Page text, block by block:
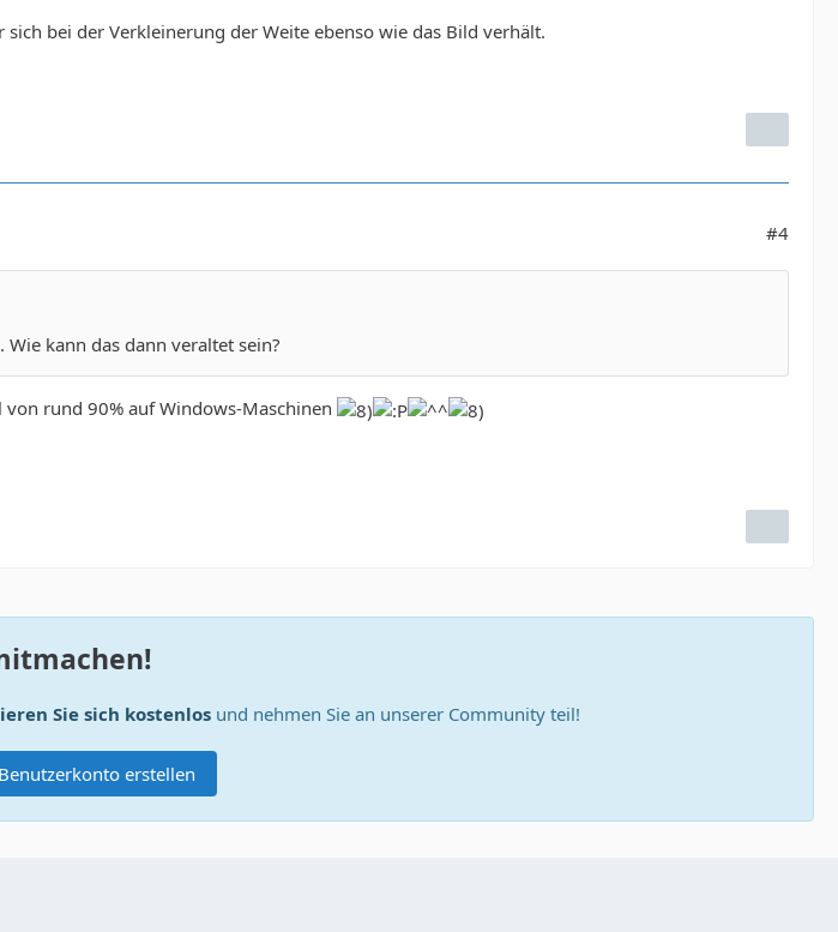
bei der Verkleinerung der Weite ebenso wie das Bild verhält.
#4
kann das dann veraltet sein?
rund 90% auf Windows-Maschinen
Sie sich kostenlos und nehmen Sie an unserer Community teil!
Benutzerkonto erstellen